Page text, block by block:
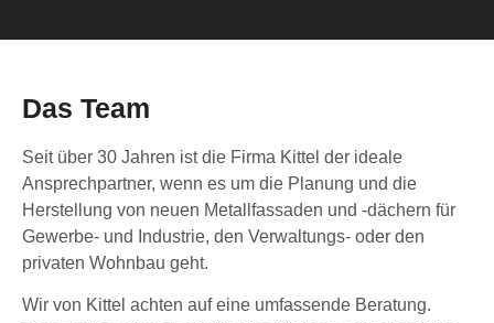
Das Team
Seit über 30 Jahren ist die Firma Kittel der ideale
Ansprechpartner, wenn es um die Planung und die
Herstellung von neuen Metallfassaden und -dächern für
Gewerbe- und Industrie, den Verwaltungs- oder den
privaten Wohnbau geht.
Wir von Kittel achten auf eine umfassende Beratung.